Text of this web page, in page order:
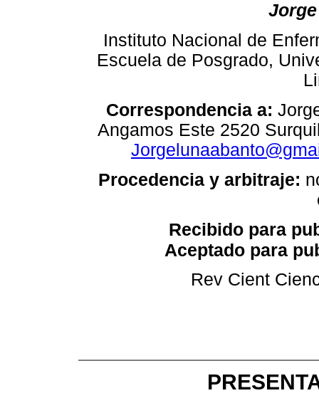
Instituto Nacional de
Escuela de Posgrado,
Correspondencia a:
Angamos Este 2520
Procedencia y arbitraje:
Recibido para
Aceptado para
Rev Cient